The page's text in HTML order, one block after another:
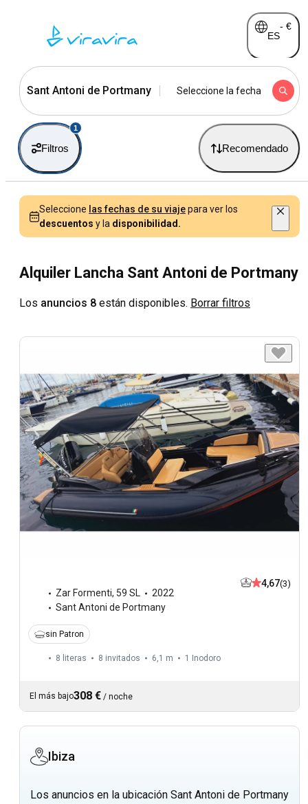
ES
- €
Sant Antoni de Portmany Seleccione la fecha
Filtros
1
Recomendado
Seleccione las fechas de su viajepara ver los
descuentos y la disponibilidad.
Alquiler Lancha Sant Antoni de Portmany
Los anuncios 8 están disponibles. Borrar filtros
Zar Formenti, 59 SL
2022
Sant Antoni de Portmany
4,67(3)
sin Patron
8 literas 8 invitados 6,1 m 1 Inodoro
El más bajo308 € / noche
Ibiza
Los anuncios en la ubicación Sant Antoni de Portmany